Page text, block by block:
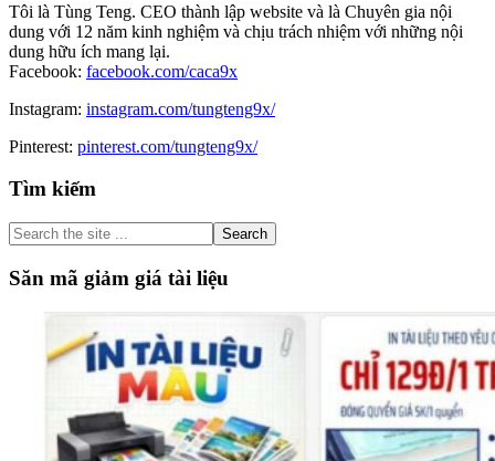
Tôi là Tùng Teng. CEO thành lập website và là Chuyên gia nội
dung với 12 năm kinh nghiệm và chịu trách nhiệm với những nội
dung hữu ích mang lại.
Facebook: facebook.com/caca9x
Instagram: instagram.com/tungteng9x/
Pinterest: pinterest.com/tungteng9x/
Primary
Sidebar
Tìm kiếm
Search
the
site
...
Săn mã giảm giá tài liệu